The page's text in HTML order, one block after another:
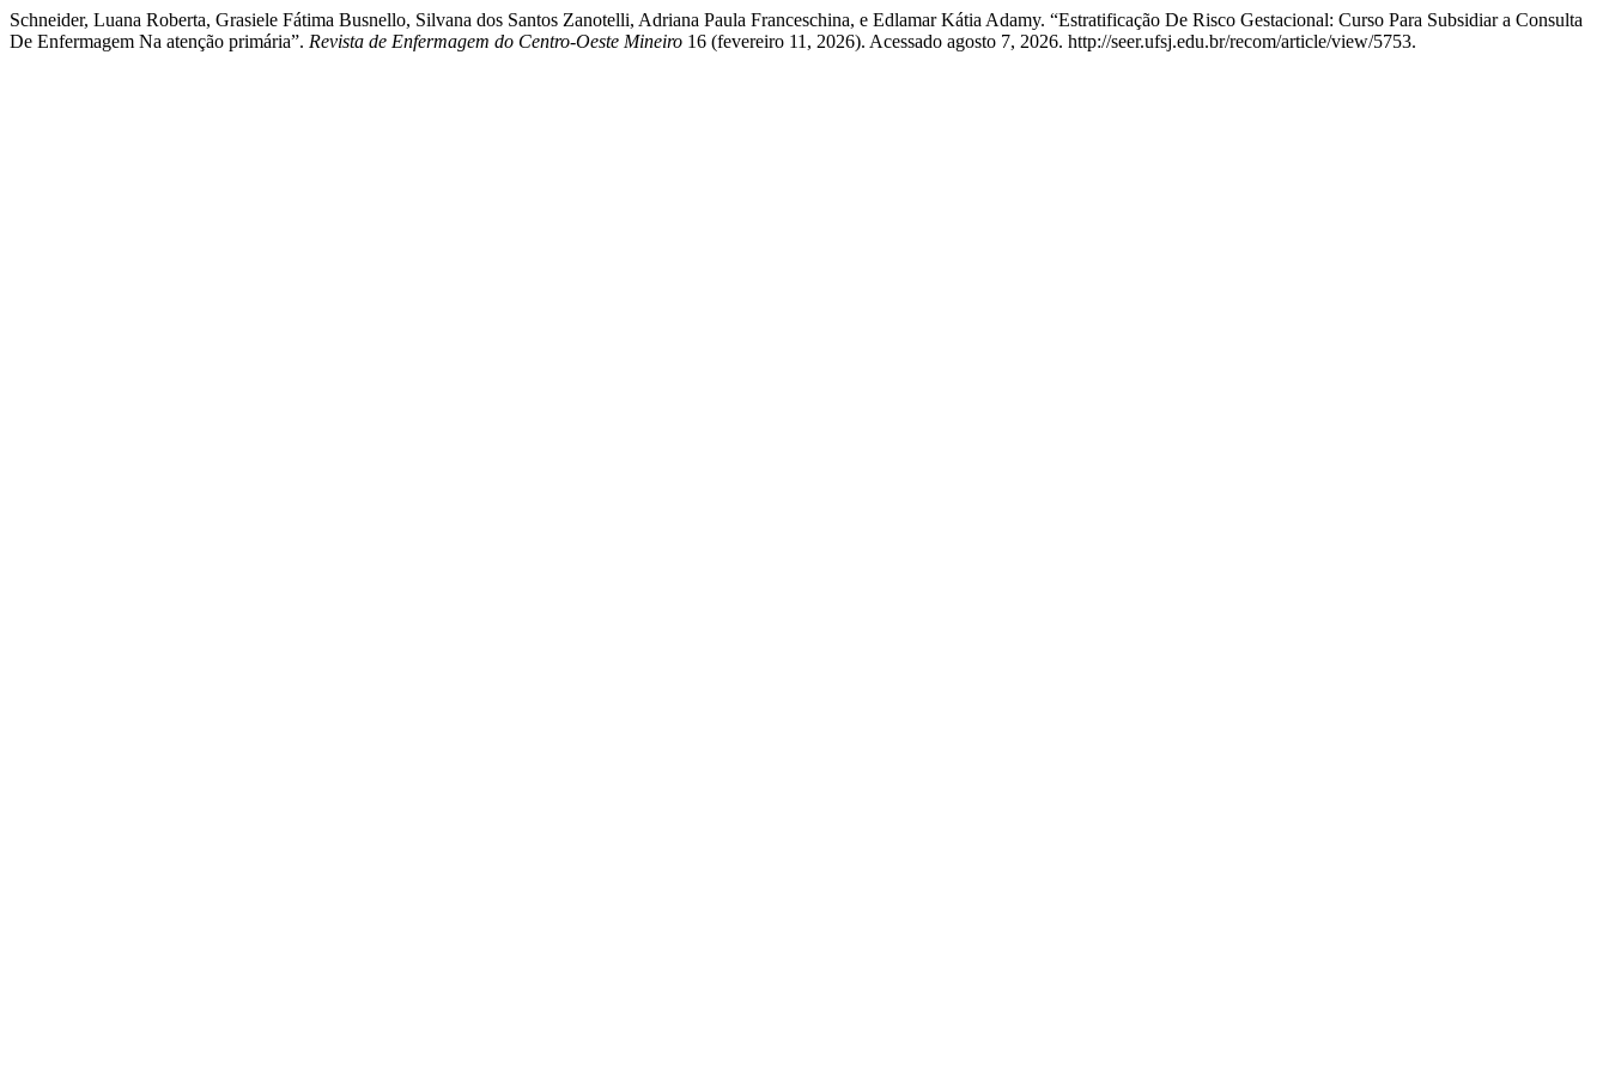
Schneider, Luana Roberta, Grasiele Fátima Busnello, Silvana dos Santos Zanotelli, Adriana Paula Franceschina, e Edlamar Kátia Adamy. “Estratificação De Risco Gestacional: Curso Para Subsidiar a Consulta
De Enfermagem Na atenção primária”. Revista de Enfermagem do Centro-Oeste Mineiro 16 (fevereiro 11, 2026). Acessado agosto 7, 2026. http://seer.ufsj.edu.br/recom/article/view/5753.